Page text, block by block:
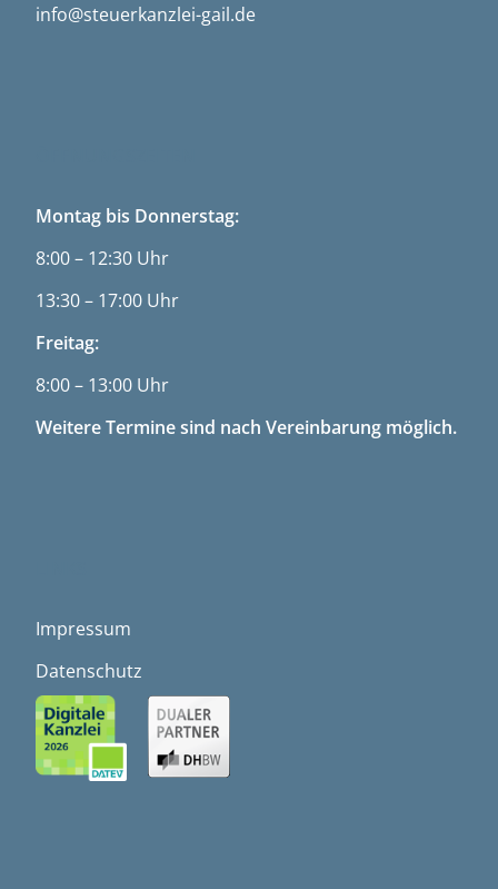
info@steuerkanzlei-gail.de
Montag bis Donnerstag:
8:00 – 12:30 Uhr
13:30 – 17:00 Uhr
Freitag:
8:00 – 13:00 Uhr
Weitere Termine sind nach Vereinbarung möglich.
Impressum
Datenschutz